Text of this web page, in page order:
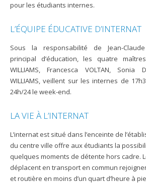
pour les étudiants internes.
L’ÉQUIPE ÉDUCATIVE D’INTERNAT
Sous la responsabilité de Jean-
principal d’éducation, les quatre
WILLIAMS, Francesca VOLTAN, Sonia
WILLIAMS, veillent sur les internes de
24h/24 le week-end.
LA VIE À L’INTERNAT
L’internat est situé dans l’enceinte de
du centre ville offre aux étudiants la
quelques moments de détente hors cadre.
déplacent en transport en commun
et routière en moins d’un quart d’heure à